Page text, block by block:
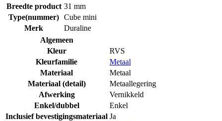
Breedte product 31 mm
Type(nummer) Cube mini
Merk
Duraline
Algemeen
Kleur
RVS
Kleurfamilie
Metaal
Materiaal
Metaal
Materiaal (detail)
Metaallegering
Afwerking
Vernikkeld
Enkel/dubbel
Enkel
Inclusief bevestigingsmateriaal Ja